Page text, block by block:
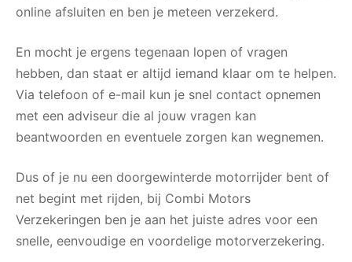
online afsluiten en ben je meteen verzekerd.
En mocht je ergens tegenaan lopen of vragen
hebben, dan staat er altijd iemand klaar om te helpen.
Via telefoon of e-mail kun je snel contact opnemen
met een adviseur die al jouw vragen kan
beantwoorden en eventuele zorgen kan wegnemen.
Dus of je nu een doorgewinterde motorrijder bent of
net begint met rijden, bij Combi Motors
Verzekeringen ben je aan het juiste adres voor een
snelle, eenvoudige en voordelige motorverzekering.